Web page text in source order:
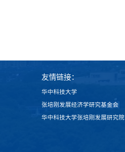
友情链接：
华中科技大学
张培刚发展经济学研究基金会
华中科技大学张培刚发展研究院